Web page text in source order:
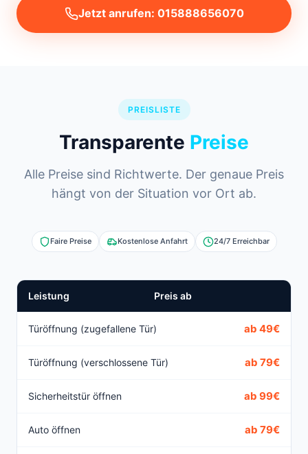
Jetzt anrufen: 015888656070
PREISLISTE
Transparente Preise
Alle Preise sind Richtwerte. Der genaue Preis
hängt von der Situation vor Ort ab.
Faire Preise Kostenlose Anfahrt 24/7 Erreichbar
Leistung Preis ab
Türöffnung (zugefallene Tür) ab 49€
Türöffnung (verschlossene Tür) ab 79€
Sicherheitstür öffnen ab 99€
Auto öffnen ab 79€